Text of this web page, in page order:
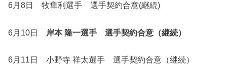
6月8日 牧隼利選手 選手契約合意(継続)
6月10日 岸本 隆一選手 選手契約合意（継続）
6月11日 小野寺 祥太選手 選手契約合意（継続）